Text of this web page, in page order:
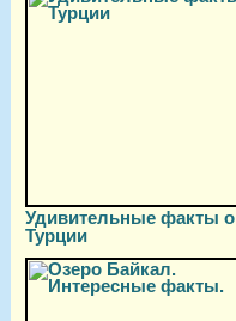
Удивительные факты о
Турции